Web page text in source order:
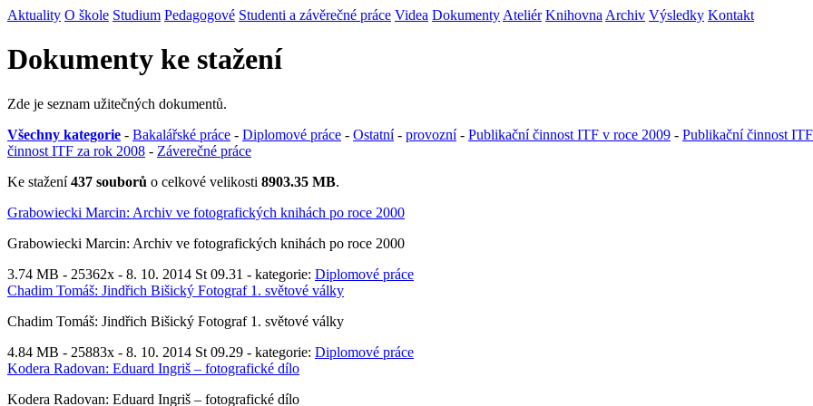
Aktuality O škole Studium Pedagogové Studenti a závěrečné práce Videa Dokumenty Ateliér Knihovna Archiv Výsledky Kontakt
Dokumenty ke stažení
Zde je seznam užitečných dokumentů.
Všechny kategorie - Bakalářské práce - Diplomové práce - Ostatní- provozní- Publikační činnost ITF v roce 2009 - Publikační činnost
činnost ITF za rok 2008 - Záverečné práce
Ke stažení437 souborů o celkové velikosti 8903.35 MB.
Grabowiecki Marcin: Archiv ve fotografických knihách po roce 2000
Grabowiecki Marcin: Archiv ve fotografických knihách po roce 2000
3.74 MB - 25362x - 8. 10. 2014 St 09.31 - kategorie: Diplomové práce
Chadim Tomáš: Jindřich Bišický Fotograf 1. světové války
Chadim Tomáš: Jindřich Bišický Fotograf 1. světové války
4.84 MB - 25883x - 8. 10. 2014 St 09.29 - kategorie: Diplomové práce
Kodera Radovan: Eduard Ingriš – fotografické dílo
Kodera Radovan: Eduard Ingriš – fotografické dílo